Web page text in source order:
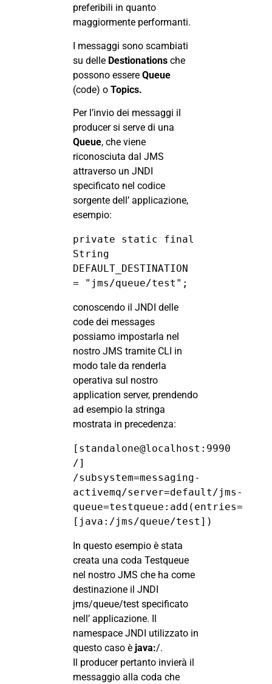
preferibili in quanto
maggiormente performanti.
I messaggi sono scambiati
su delle Destionations che
possono essere Queue
(code) o Topics.
Per l’invio dei messaggi il
producer si serve di una
Queue, che viene
riconosciuta dal JMS
attraverso un JNDI
specificato nel codice
sorgente dell’ applicazione,
esempio:
private static final
String
DEFAULT_DESTINATION
= "jms/queue/test";
conoscendo il JNDI delle
code dei messages
possiamo impostarla nel
nostro JMS tramite CLI in
modo tale da renderla
operativa sul nostro
application server, prendendo
ad esempio la stringa
mostrata in precedenza:
[standalone@localhost:9990
/]
/subsystem=messaging-
activemq/server=default/jms-
queue=testqueue:add(entries=
[java:/jms/queue/test])
In questo esempio è stata
creata una coda Testqueue
nel nostro JMS che ha come
destinazione il JNDI
jms/queue/test specificato
nell’ applicazione. Il
namespace JNDI utilizzato in
questo caso è java:/.
Il producer pertanto invierà il
messaggio alla coda che